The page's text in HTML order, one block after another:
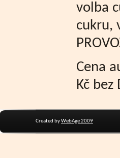
volba
cukru,
Cena
Kč bez
Created byWebAge 2009